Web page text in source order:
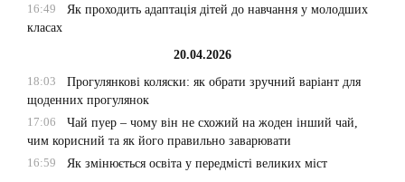
16:49
Як проходить адаптація дітей до навчання у молодших
класах
20.04.2026
18:03
Прогулянкові коляски: як обрати зручний варіант для
щоденних прогулянок
17:06
Чай пуер – чому він не схожий на жоден інший чай,
чим корисний та як його правильно заварювати
16:59
Як змінюється освіта у передмісті великих міст